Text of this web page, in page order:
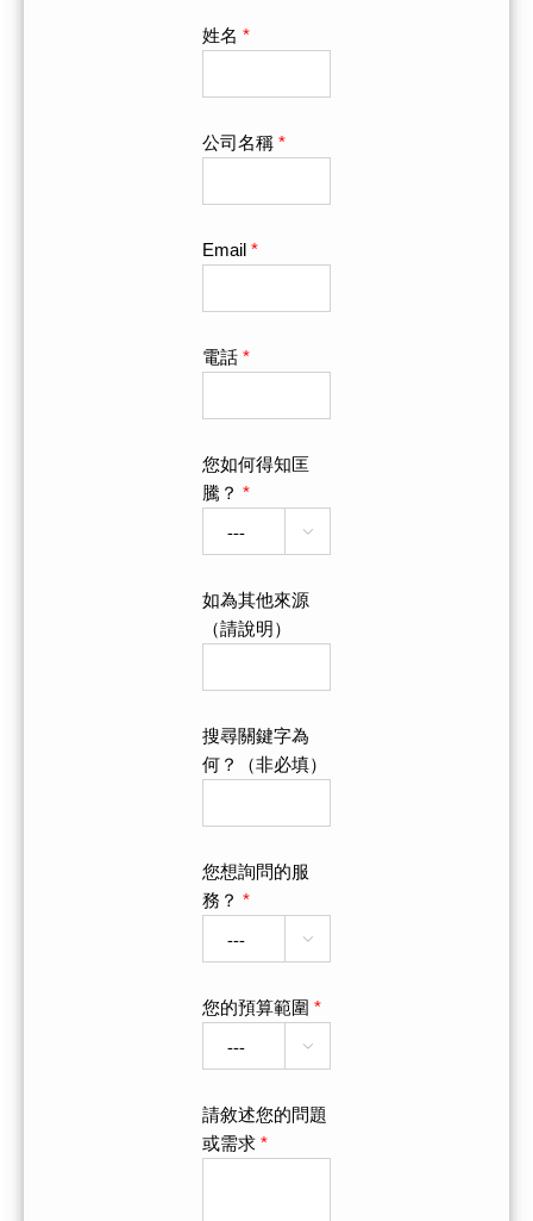
姓名 *
公司名稱 *
Email *
電話 *
您如何得知匡
騰？ *

如為其他來源
（請說明）
搜尋關鍵字為
何？（非必填）
您想詢問的服
務？ *

您的預算範圍 *

請敘述您的問題
或需求 *